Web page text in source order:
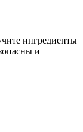
ингредиенты
и